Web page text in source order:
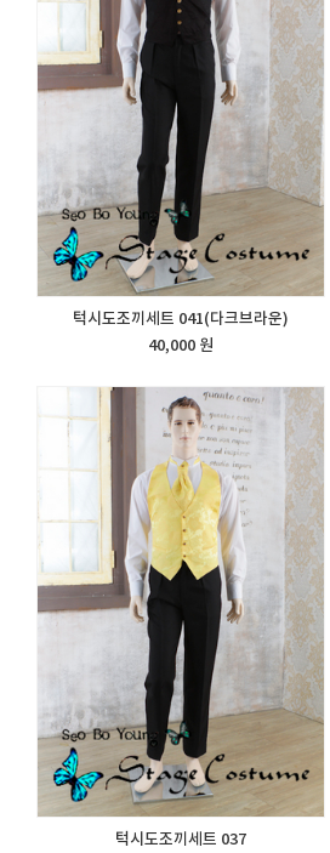
턱시도조끼세트 041(다크브라운)
40,000 원
턱시도조끼세트 037